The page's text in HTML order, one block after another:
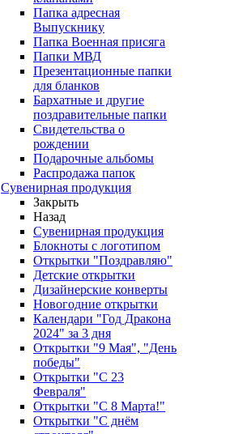
Папка адресная
Выпускнику
Папка Военная присяга
Папки МВД
Презентационные папки
для бланков
Бархатные и другие
поздравительные папки
Свидетельства о
рождении
Подарочные альбомы
Распродажа папок
Сувенирная продукция
Закрыть
Назад
Сувенирная продукция
Блокноты с логотипом
Открытки "Поздравляю"
Детские открытки
Дизайнерские конверты
Новогодние открытки
Календари "Год Дракона
2024" за 3 дня
Открытки "9 Мая", "День
победы"
Открытки "С 23
Февраля"
Открытки "С 8 Марта!"
Открытки "С днём